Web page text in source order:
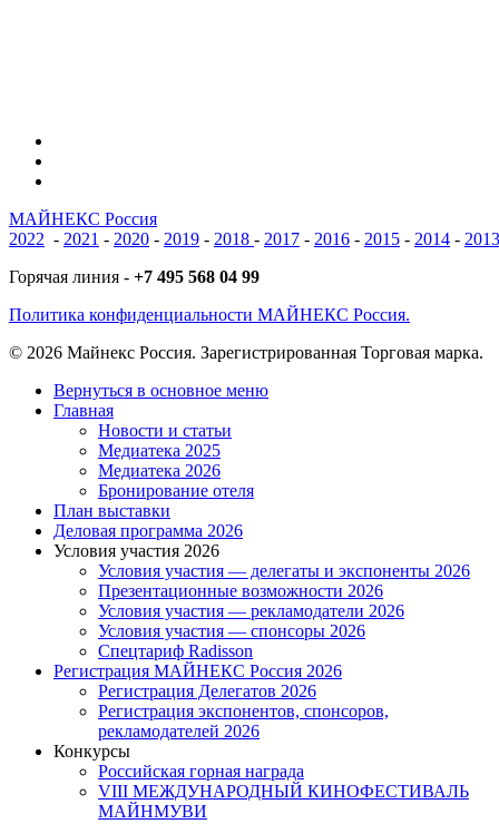
МАЙНЕКС Россия
2022 - 2021 - 2020 - 2019 - 2018 - 2017 - 2016 - 2015 - 2014 - 2013
Горячая линия - +7 495 568 04 99
Политика конфиденциальности МАЙНЕКС Россия.
© 2026 Майнекс Россия. Зарегистрированная Торговая марка.
Close
Menu
Вернуться в основное меню
Главная
Новости и статьи
Медиатека 2025
Медиатека 2026
Бронирование отеля
План выставки
Деловая программа 2026
Условия участия 2026
Условия участия — делегаты и экспоненты 2026
Презентационные возможности 2026
Условия участия — рекламодатели 2026
Условия участия — спонсоры 2026
Спецтариф Radisson
Регистрация МАЙНЕКС Россия 2026
Регистрация Делегатов 2026
Регистрация экспонентов, спонсоров,
рекламодателей 2026
Конкурсы
Российская горная награда
VIII МЕЖДУНАРОДНЫЙ КИНОФЕСТИВАЛЬ
МАЙНМУВИ